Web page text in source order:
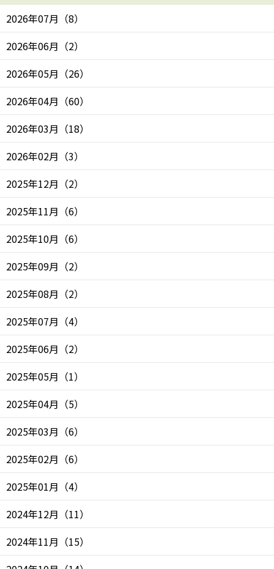
2026年07月 （8）
2026年06月 （2）
2026年05月 （26）
2026年04月 （60）
2026年03月 （18）
2026年02月 （3）
2025年12月 （2）
2025年11月 （6）
2025年10月 （6）
2025年09月 （2）
2025年08月 （2）
2025年07月 （4）
2025年06月 （2）
2025年05月 （1）
2025年04月 （5）
2025年03月 （6）
2025年02月 （6）
2025年01月 （4）
2024年12月 （11）
2024年11月 （15）